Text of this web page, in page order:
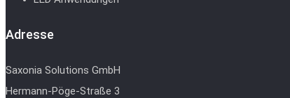
Adresse
Saxonia Solutions GmbH
Hermann-Pöge-Straße 3